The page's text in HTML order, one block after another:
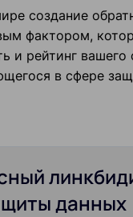
создание
фактором,
и рейтинг вашего
в сфере
данных